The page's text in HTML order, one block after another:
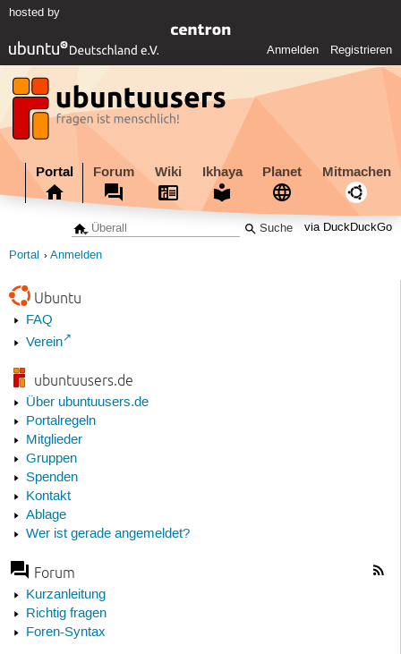
hosted by
Anmelden Registrieren
Portal Forum Wiki Ikhaya Planet Mitmachen
via DuckDuckGo
Portal Anmelden
Ubuntu
FAQ
Verein
ubuntuusers.de
Über ubuntuusers.de
Portalregeln
Mitglieder
Gruppen
Spenden
Kontakt
Ablage
Wer ist gerade angemeldet?
Forum
Kurzanleitung
Richtig fragen
Foren-Syntax